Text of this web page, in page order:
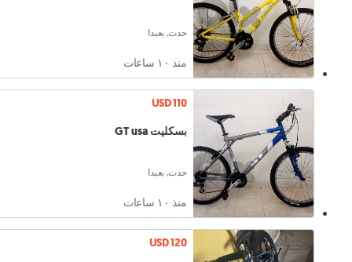
حدت, بعبدا
منذ ١۰ ساعات
USD 110
بسكليت GT usa
حدت, بعبدا
منذ ١۰ ساعات
USD 120